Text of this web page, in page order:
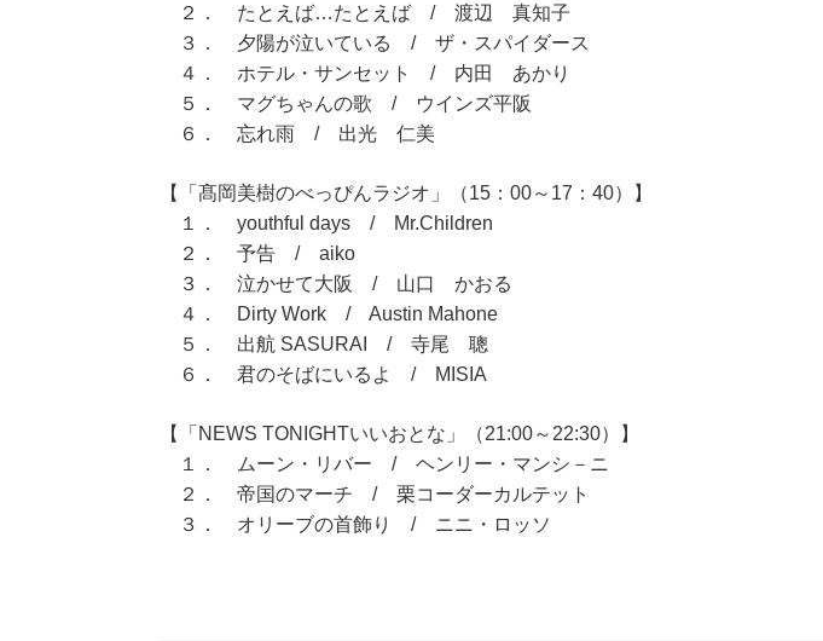
２． たとえば…たとえば / 渡辺 真知子
３． 夕陽が泣いている / ザ・スパイダース
４． ホテル・サンセット / 内田 あかり
５． マグちゃんの歌 / ウインズ平阪
６． 忘れ雨 / 出光 仁美
【「髙岡美樹のべっぴんラジオ」（15：00～17：40）】
１． youthful days / Mr.Children
２． 予告 / aiko
３． 泣かせて大阪 / 山口 かおる
４． Dirty Work / Austin Mahone
５． 出航 SASURAI / 寺尾 聰
６． 君のそばにいるよ / MISIA
【「NEWS TONIGHTいいおとな」（21:00～22:30）】
１． ムーン・リバー / ヘンリー・マンシ－ニ
２． 帝国のマーチ / 栗コーダーカルテット
３． オリーブの首飾り / ニニ・ロッソ